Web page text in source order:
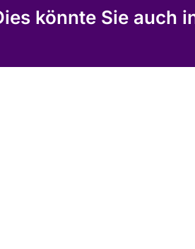
könnte Sie auch